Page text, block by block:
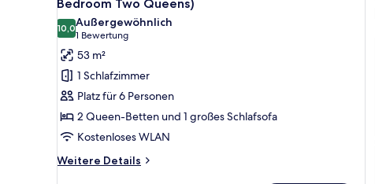
für
Suite,
Mehrere
Betten,
barrierefrei
(Hearing
Two
Bedroom
Two
Bedroom Two Queens)
10,010,0 von 10
Außergewöhnlich
1 Bewertung
(1
Bewertung)
53 m²
1 Schlafzimmer
Platz für 6 Personen
2 Queen-Betten und 1 großes Schlafsofa
Kostenloses WLAN
Weitere Details
Weitere